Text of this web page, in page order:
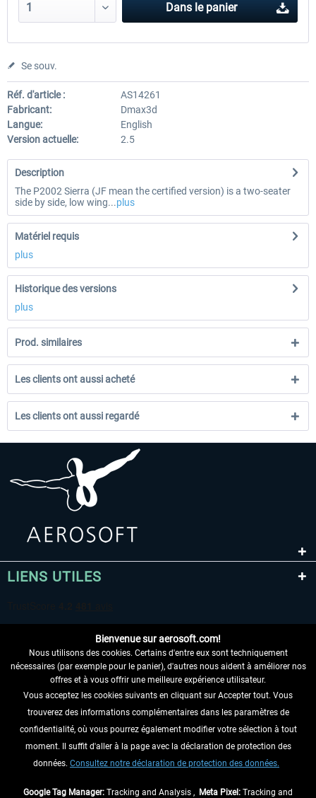
Dans le panier
Se souv.
Réf. d'article :
AS14261
Fabricant:
Dmax3d
Langue:
English
Version actuelle:
2.5
Description
The P2002 Sierra (JF mean the certified version) is a two-seater
side by side, low wing...plus
Matériel requis
plus
Historique des versions
plus
Prod. similaires
Les clients ont aussi acheté
Les clients ont aussi regardé
LIENS UTILES
RENONCER AU CONTRAT ICI
INFORMATIONS
NE MANQUEZ PAS LES DERNIÈRES
Bienvenue sur aerosoft.com!
Nous utilisons des cookies. Certains d'entre eux sont techniquement
nécessaires (par exemple pour le panier), d'autres nous aident à améliorer nos
offres et à vous offrir une meilleure expérience utilisateur.
Vous acceptez les cookies suivants en cliquant sur Accepter tout. Vous
trouverez des informations complémentaires dans les paramètres de
confidentialité, où vous pourrez également modifier votre sélection à tout
moment. Il suffit d'aller à la page avec la déclaration de protection des
données. Consultez notre déclaration de protection des données.
Google Tag Manager: Tracking and Analysis , Meta Pixel: Tracking and